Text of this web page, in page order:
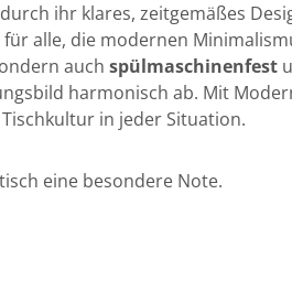
ihr klares, zeitgemäßes
alle, die modernen
auch spülmaschinenfest
harmonisch ab. Mit
in jeder Situation.
eine besondere Note.